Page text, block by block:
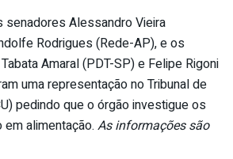
senadores Alessandro Vieira
Rodrigues (Rede-AP), e os
Amaral (PDT-SP) e Felipe Rigoni
uma representação no Tribunal de
pedindo que o órgão investigue os
alimentação. As informações são